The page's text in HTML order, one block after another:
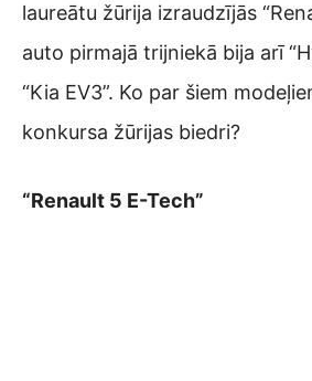
laureātu žūrija izraudzījās
auto pirmajā trijniekā bija arī
“Kia EV3”. Ko par šiem
konkursa žūrijas biedri?
“Renault 5 E-Tech”